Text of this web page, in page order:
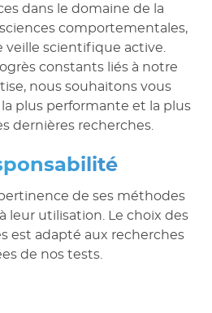
dans le domaine de la
comportementales,
veille scientifique active.
constants liés à notre
nous souhaitons vous
plus performante et la plus
dernières recherches.
de ses méthodes
leur utilisation. Le choix des
est adapté aux recherches
de nos tests.